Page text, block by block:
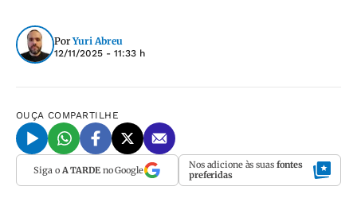
Por Yuri Abreu
12/11/2025 - 11:33 h
OUÇA COMPARTILHE
Siga o A TARDEno Google Nos adicione às suas fontes
preferidas